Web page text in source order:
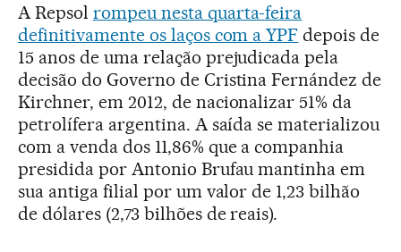
A Repsol rompeu nesta quarta-feira
definitivamente os laços com a YPF depois de
15 anos de uma relação prejudicada pela
decisão do Governo de Cristina Fernández de
Kirchner, em 2012, de nacionalizar 51% da
petrolífera argentina. A saída se materializou
com a venda dos 11,86% que a companhia
presidida por Antonio Brufau mantinha em
sua antiga filial por um valor de 1,23 bilhão
de dólares (2,73 bilhões de reais).